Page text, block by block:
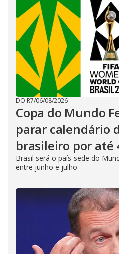
DO R7/06/08/2026
Copa do Mundo
parar calendário
brasileiro por até
Brasil será o país-sede do
entre junho e julho